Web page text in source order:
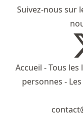
Suivez-nous sur
Accueil -Tous les
personnes -